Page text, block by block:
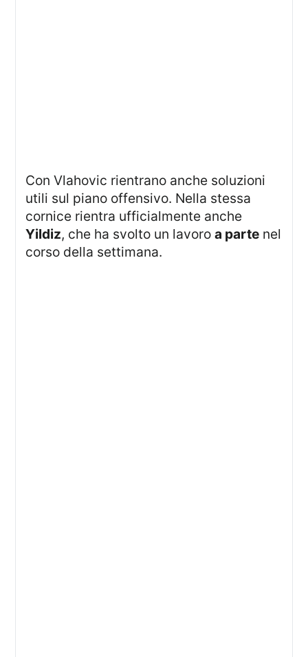
Con Vlahovic rientrano anche soluzioni
utili sul piano offensivo. Nella stessa
cornice rientra ufficialmente anche
Yildiz, che ha svolto un lavoroa parte nel
corso della settimana.